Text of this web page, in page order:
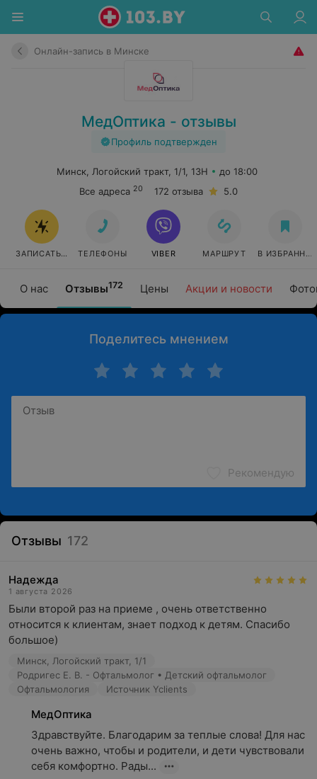
Онлайн-запись в Минске
МедОптика - отзывы
Профиль подтвержден
О нас Отзывы172 Цены Акции и новости
Минск, Логойский тракт, 1/1, 13H
до 18:00
Все адреса 20 172 отзыва 5.0
ЗАПИСАТЬСЯ ТЕЛЕФОНЫ VIBER МАРШРУТ В ИЗБРАННОЕ
Поделитесь мнением
Рекомендую
Отзывы 172
Надежда
1 августа 2026
Были второй раз на приеме , очень ответственно
относится к клиентам, знает подход к детям. Спасибо
большое)
Минск, Логойский тракт, 1/1
Родригес Е. В. - Офтальмолог • Детский офтальмолог
Офтальмология
Источник Yclients
МедОптика
Здравствуйте. Благодарим за теплые слова! Для нас
очень важно, чтобы и родители, и дети чувствовали
себя комфортно. Рады...